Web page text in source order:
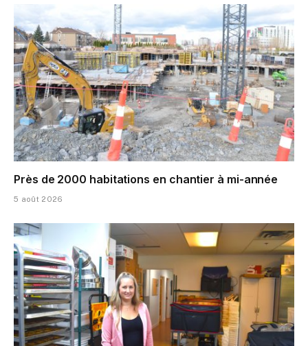
Près de 2000 habitations en chantier à mi-année
5 août 2026